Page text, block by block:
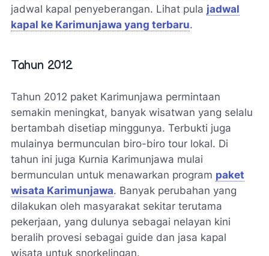
jadwal kapal penyeberangan. Lihat pula jadwal
kapal ke Karimunjawa yang terbaru.
Tahun 2012
Tahun 2012 paket Karimunjawa permintaan
semakin meningkat, banyak wisatwan yang selalu
bertambah disetiap minggunya. Terbukti juga
mulainya bermunculan biro-biro tour lokal. Di
tahun ini juga Kurnia Karimunjawa mulai
bermunculan untuk menawarkan program paket
wisata Karimunjawa. Banyak perubahan yang
dilakukan oleh masyarakat sekitar terutama
pekerjaan, yang dulunya sebagai nelayan kini
beralih provesi sebagai guide dan jasa kapal
wisata untuk snorkelingan.